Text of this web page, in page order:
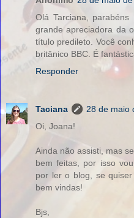
Olá Tarciana,
grande apreciadora da
título predileto. Você
britânico BBC. É
Responder
Taciana
28 de maio
Oi, Joana!
Ainda não assisti, mas
bem feitas, por isso
por ler o blog, se
bem vindas!
Bjs,